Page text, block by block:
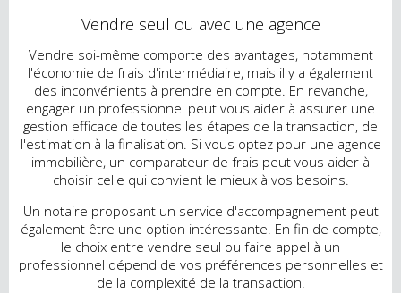
Vendre seul ou avec une agence
Vendre soi-même comporte des avantages, notamment
l'économie de frais d'intermédiaire, mais il y a également
des inconvénients à prendre en compte. En revanche,
engager un professionnel peut vous aider à assurer une
gestion efficace de toutes les étapes de la transaction, de
l'estimation à la finalisation. Si vous optez pour une agence
immobilière, un comparateur de frais peut vous aider à
choisir celle qui convient le mieux à vos besoins.
Un notaire proposant un service d'accompagnement peut
également être une option intéressante. En fin de compte,
le choix entre vendre seul ou faire appel à un
professionnel dépend de vos préférences personnelles et
de la complexité de la transaction.